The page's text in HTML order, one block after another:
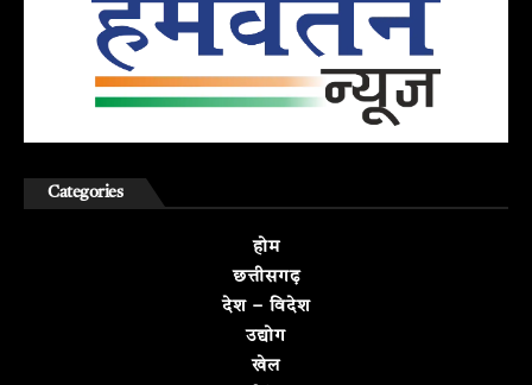
Categories
होम
छत्तीसगढ़
देश – विदेश
उद्योग
खेल